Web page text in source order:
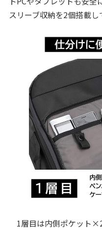
スリーブ収納を2個搭載し
1層目は内側ポケット